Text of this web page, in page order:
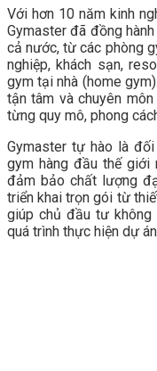
Với hơn 10 năm kinh
Gymaster đã đồng
cả nước, từ các phòng
nghiệp, khách sạn,
gym tại nhà (home
tận tâm và chuyên
từng quy mô, phong
Gymaster tự hào là
gym hàng đầu thế giới
đảm bảo chất lượng
triển khai trọn gói từ
giúp chủ đầu tư
quá trình thực hiện dự